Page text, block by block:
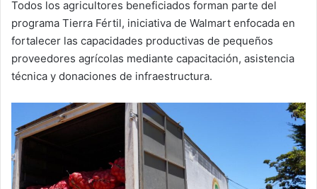
Todos los agricultores beneficiados forman parte del
programa Tierra Fértil, iniciativa de Walmart enfocada en
fortalecer las capacidades productivas de pequeños
proveedores agrícolas mediante capacitación, asistencia
técnica y donaciones de infraestructura.